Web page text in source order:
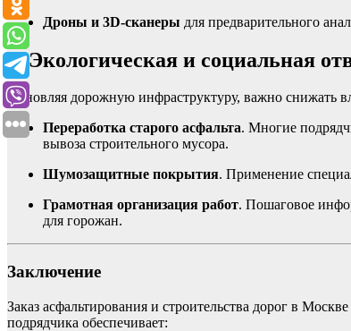
Дроны и 3D-сканеры для предварительного
5. Экологическая и социальная
Обновляя дорожную инфраструктуру, важно снижать
Переработка старого асфальта. Многие
вывоза строительного мусора.
Шумозащитные покрытия. Применение
Грамотная организация работ. Пошаговое
для горожан.
Заключение
Заказ асфальтирования и строительства дорог в
подрядчика обеспечивает: